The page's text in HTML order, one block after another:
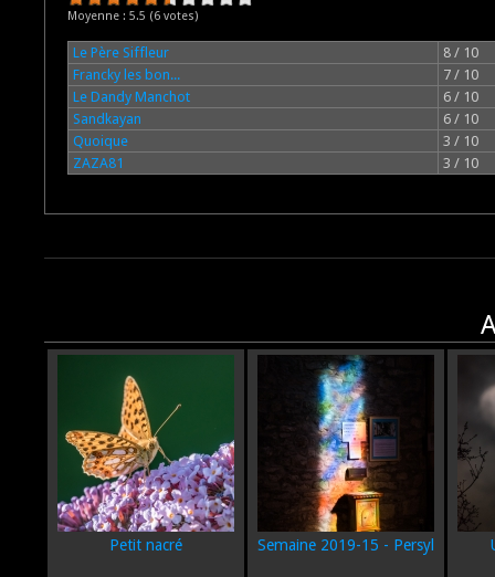
Moyenne : 5.5 (6votes)
Le Père Siffleur
8 / 10
Francky les bon...
7 / 10
Le Dandy Manchot
6 / 10
Sandkayan
6 / 10
Quoique
3 / 10
ZAZA81
3 / 10
Petit nacré Semaine 2019-15 - Persyl